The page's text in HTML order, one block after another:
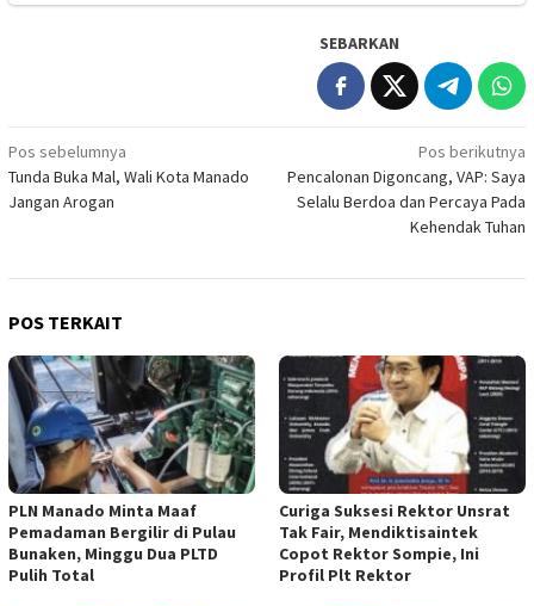
SEBARKAN
Navigasi
pos
Pos sebelumnya
Tunda Buka Mal, Wali Kota Manado
Jangan Arogan
Pos berikutnya
Pencalonan Digoncang, VAP: Saya
Selalu Berdoa dan Percaya Pada
Kehendak Tuhan
POS TERKAIT
PLN Manado Minta Maaf
Pemadaman Bergilir di Pulau
Bunaken, Minggu Dua PLTD
Pulih Total
Curiga Suksesi Rektor Unsrat
Tak Fair, Mendiktisaintek
Copot Rektor Sompie, Ini
Profil Plt Rektor